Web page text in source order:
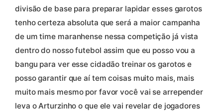
divisão de base para preparar lapidar esses garotos
tenho certeza absoluta que será a maior campanha
de um time maranhense nessa competição já vista
dentro do nosso futebol assim que eu posso vou a
bangu para ver esse cidadão treinar os garotos e
posso garantir que aí tem coisas muito mais, mais
muito mais mesmo por favor você vai se arrepender
leva o Arturzinho o que ele vai revelar de jogadores